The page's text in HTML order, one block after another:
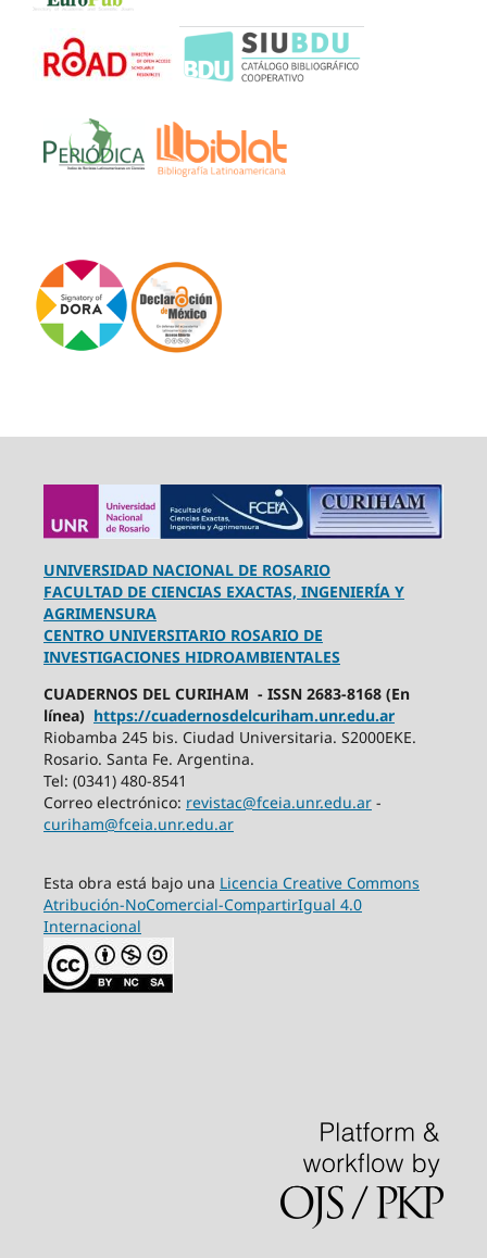
UNIVERSIDAD NACIONAL DE ROSARIO
FACULTAD DE CIENCIAS EXACTAS, INGENIERÍA Y
AGRIMENSURA
CENTRO UNIVERSITARIO ROSARIO DE
INVESTIGACIONES HIDROAMBIENTALES
CUADERNOS DEL CURIHAM - ISSN 2683-8168 (En
línea) https://cuadernosdelcuriham.unr.edu.ar
Riobamba 245 bis. Ciudad Universitaria. S2000EKE.
Rosario. Santa Fe. Argentina.
Tel: (0341) 480-8541
Correo electrónico: revistac@fceia.unr.edu.ar-
curiham@fceia.unr.edu.ar
Esta obra está bajo una Licencia Creative Commons
Atribución-NoComercial-CompartirIgual 4.0
Internacional